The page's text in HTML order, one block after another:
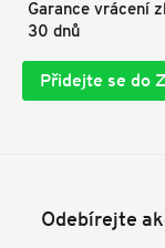
Garance vrácení
30 dnů
Přidejte se do
Odebírejte